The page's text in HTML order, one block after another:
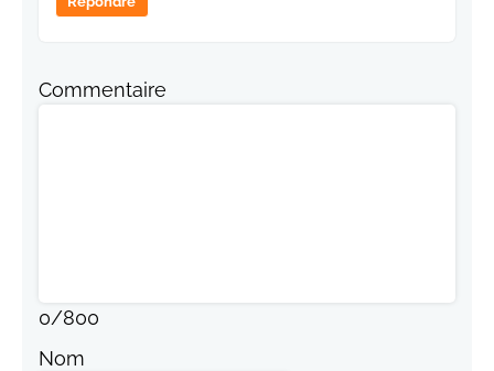
Commentaire
0/800
Nom